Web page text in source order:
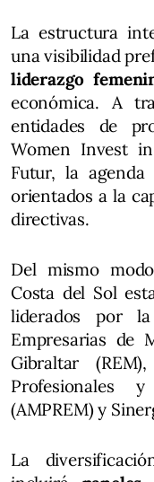
La estructura
una visibilidad
liderazgo
económica. A
entidades de
Women Invest
Futur, la agenda
orientados a la
directivas.
Del mismo
Costa del Sol
liderados por
Empresarias de
Gibraltar
Profesionales
(AMPREM) y
La